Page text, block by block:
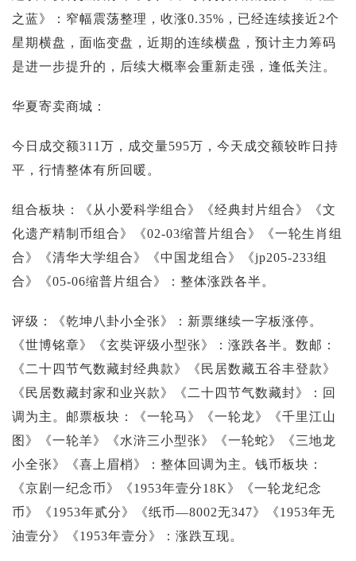
之蓝》：窄幅震荡整理，收涨0.35%，已经连续接近2个
星期横盘，面临变盘，近期的连续横盘，预计主力筹码
是进一步提升的，后续大概率会重新走强，逢低关注。
华夏寄卖商城：
今日成交额311万，成交量595万，今天成交额较昨日持
平，行情整体有所回暖。
组合板块：《从小爱科学组合》《经典封片组合》《文
化遗产精制币组合》《02-03缩普片组合》《一轮生肖组
合》《清华大学组合》《中国龙组合》《jp205-233组
合》《05-06缩普片组合》：整体涨跌各半。
评级：《乾坤八卦小全张》：新票继续一字板涨停。
《世博铭章》《玄奘评级小型张》：涨跌各半。数邮：
《二十四节气数藏封经典款》《民居数藏五谷丰登款》
《民居数藏封家和业兴款》《二十四节气数藏封》：回
调为主。邮票板块：《一轮马》《一轮龙》《千里江山
图》《一轮羊》《水浒三小型张》《一轮蛇》《三地龙
小全张》《喜上眉梢》：整体回调为主。钱币板块：
《京剧一纪念币》《1953年壹分18K》《一轮龙纪念
币》《1953年贰分》《纸币—8002无347》《1953年无
油壹分》《1953年壹分》：涨跌互现。